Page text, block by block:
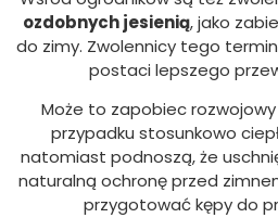
ozdobnych jesienią, jako
do zimy. Zwolennicy tego
postaci lepszego
Może to zapobiec
przypadku stosunkowo
natomiast podnoszą, że
naturalną ochronę przed
przygotować kępy do